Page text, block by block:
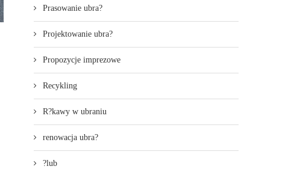
Prasowanie ubra?
Projektowanie ubra?
Propozycje imprezowe
Recykling
R?kawy w ubraniu
renowacja ubra?
?lub